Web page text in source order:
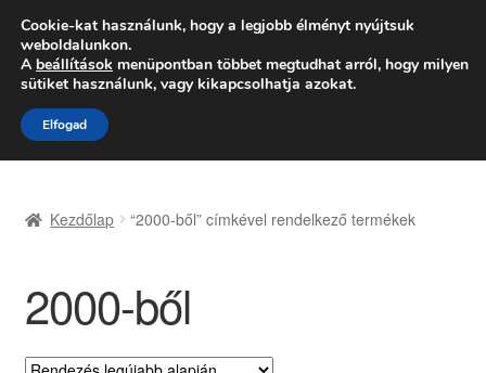
SZÁLLÍTÁS 2618 Ft-tól
Hétfő-Péntek 9:00–16:0006 80 088 054
Ugrás
a
navigációhoz
Kilépés
a
tartalomba
Adatvédelmi irányelvek
Felhasználási feltételek
Kapcsolatba lépni
Kezdőlap “2000-ből” címkével rendelkező termékek
2000-ből
Cookie-kat használunk, hogy a legjobb élményt nyújtsuk
weboldalunkon.
A beállítások menüpontban többet megtudhat arról, hogy milyen
sütiket használunk, vagy kikapcsolhatja azokat.
Elfogad